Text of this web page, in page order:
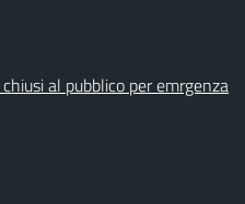
al pubblico per emrgenza